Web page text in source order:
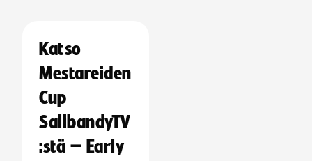
Katso
Mestareiden
Cup
SalibandyTV
:stä – Early